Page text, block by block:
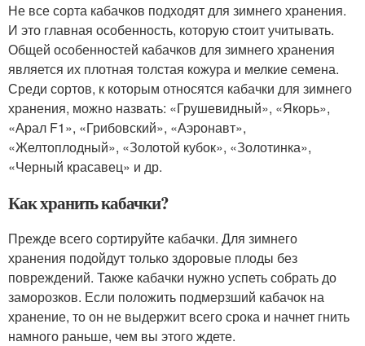
Не все сорта кабачков подходят для зимнего хранения.
И это главная особенность, которую стоит учитывать.
Общей особенностей кабачков для зимнего хранения
является их плотная толстая кожура и мелкие семена.
Среди сортов, к которым относятся кабачки для зимнего
хранения, можно назвать: «Грушевидный», «Якорь»,
«Арал F1», «Грибовский», «Аэронавт»,
«Желтоплодный», «Золотой кубок», «Золотинка»,
«Черный красавец» и др.
Как хранить кабачки?
Прежде всего сортируйте кабачки. Для зимнего
хранения подойдут только здоровые плоды без
повреждений. Также кабачки нужно успеть собрать до
заморозков. Если положить подмерзший кабачок на
хранение, то он не выдержит всего срока и начнет гнить
намного раньше, чем вы этого ждете.